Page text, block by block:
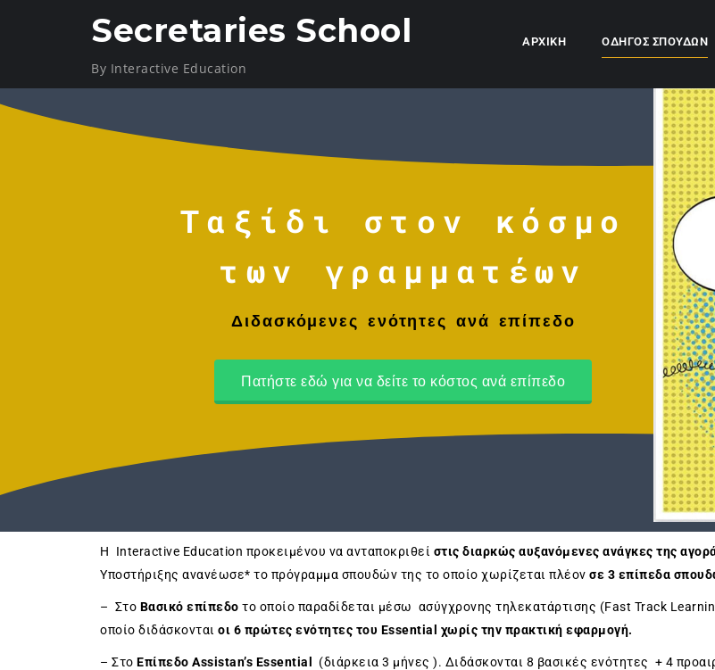
Secretaries School
By Interactive Education
ΑΡΧΙΚΉ ΟΔΗΓΌΣ ΣΠΟΥΔΏΝ
Ταξίδι στον κόσμο
των γραμματέων
Διδασκόμενες ενότητες ανά επίπεδο
Πατήστε εδώ για να δείτε το κόστος ανά επίπεδο
Η Interactive Education προκειμένου να ανταποκριθεί στις διαρκώς αυξανόμενες ανάγκες της
Υποστήριξης ανανέωσε* το πρόγραμμα σπουδών της το οποίο χωρίζεται πλέον σε 3 επίπεδα
– Στο Βασικό επίπεδο το οποίο παραδίδεται μέσω ασύγχρονης τηλεκατάρτισης (Fast Track
οποίο διδάσκονται οι 6 πρώτες ενότητες του Essential χωρίς την πρακτική εφαρμογή.
– Στο Επίπεδο Assistan’s Essential
(διάρκεια 3 μήνες ). Διδάσκονται 8 βασικές ενότητες + 4